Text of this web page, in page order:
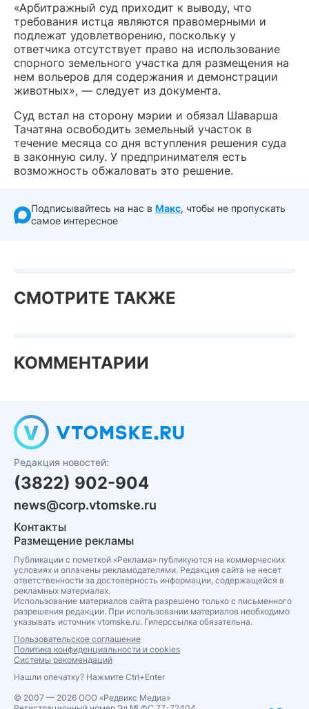
«Арбитражный суд приходит к выводу, что
требования истца являются правомерными и
подлежат удовлетворению, поскольку у
ответчика отсутствует право на использование
спорного земельного участка для размещения на
нем вольеров для содержания и демонстрации
животных», — следует из документа.
Суд встал на сторону мэрии и обязал Шаварша
Тачатяна освободить земельный участок в
течение месяца со дня вступления решения суда
в законную силу. У предпринимателя есть
возможность обжаловать это решение.
Подписывайтесь на нас в Макс, чтобы не пропускать
самое интересное
СМОТРИТЕ ТАКЖЕ
КОММЕНТАРИИ
Редакция новостей:
(3822) 902-904
news@corp.vtomske.ru
Контакты
Размещение рекламы
Публикации с пометкой «Реклама» публикуются на коммерческих
условиях и оплачены рекламодателями. Редакция сайта не несет
ответственности за достоверность информации, содержащейся в
рекламных материалах.
Использование материалов сайта разрешено только с письменного
разрешения редакции. При использовании материалов необходимо
указывать источник vtomske.ru. Гиперссылка обязательна.
Пользовательское соглашение
Политика конфиденциальности и cookies
Системы рекомендаций
Нашли опечатку? Нажмите Ctrl+Enter
© 2007 — 2026 ООО «Редвикс Медиа»